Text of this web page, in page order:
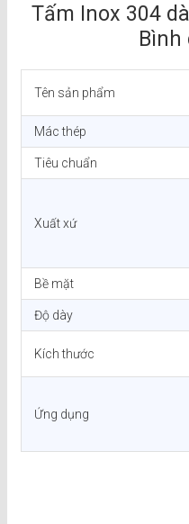
Tấm Inox 304
Bình
Tên sản phẩm
Mác thép
Tiêu chuẩn
Xuất xứ
Bề mặt
Độ dày
Kích thước
Ứng dụng